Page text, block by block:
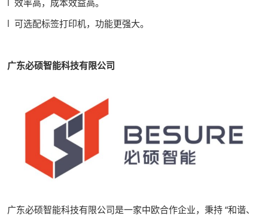
l 效率高，成本效益高。
l 可选配标签打印机，功能更强大。
广东必硕智能科技有限公司
广东必硕智能科技有限公司是一家中欧合作企业，秉持 “和谐、